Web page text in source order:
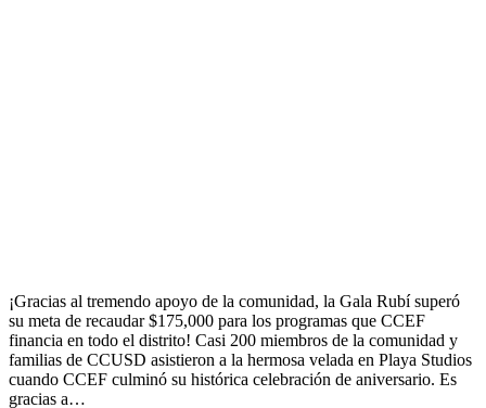
¡Gracias al tremendo apoyo de la comunidad, la Gala Rubí superó
su meta de recaudar $175,000 para los programas que CCEF
financia en todo el distrito! Casi 200 miembros de la comunidad y
familias de CCUSD asistieron a la hermosa velada en Playa Studios
cuando CCEF culminó su histórica celebración de aniversario. Es
gracias a…